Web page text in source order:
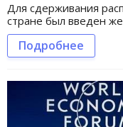
Для сдерживания
стране был введен
Подробнее